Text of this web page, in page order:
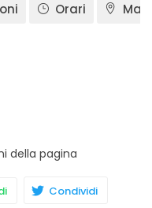
Orari
della pagina
Condividi